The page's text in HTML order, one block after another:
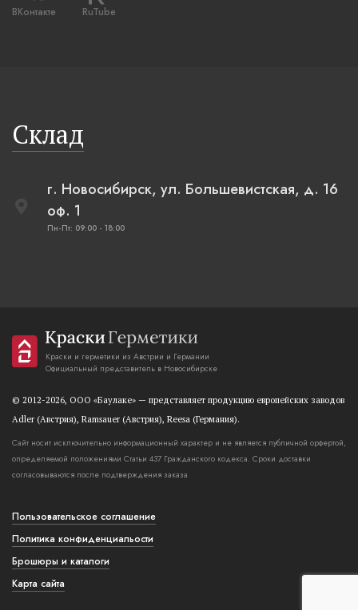
ВКонтакте RuTube
Склад
г. Новосибирск, ул. Большевистская, д. 16
оф. 1
Пн-Пт: 09:00 - 18:00
Краски и герметики из Австрии и Германии
Официальный представитель в Новосибирске
© 2012-2026, OOO «Баулаке» — представляет продукцию европейских заводов
Adler (Австрия), Ramsauer (Австрия), Reesa (Германия).
Сайт носит исключительно информационный характер и не является публичной орфертой,
определяемой положениями Статьи 437 Гражданского кодекса. Сроки доставки
согласовываются после подтверждения заказа
Пользовательское соглашение
Политика конфиденциальости
Брошюры и каталоги
Карта сайта